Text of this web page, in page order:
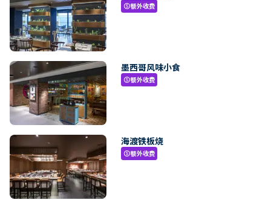
paid额外收费
墨西哥风味小食
paid额外收费
海渡铁板烧
paid额外收费